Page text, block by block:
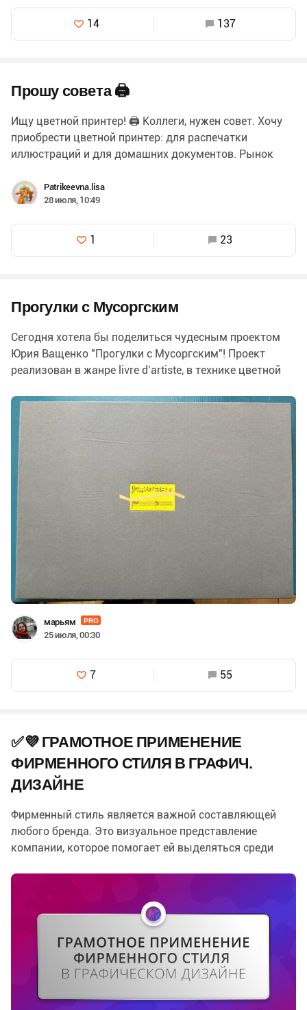
14 137
Прошу совета 🖨
Ищу цветной принтер! 🖨 Коллеги, нужен совет. Хочу
приобрести цветной принтер: для распечатки
иллюстраций и для домашних документов. Рынок
Patrikeevna.lisa
28 июля, 10:49
1 23
Прогулки с Мусоргским
Сегодня хотела бы поделиться чудесным проектом
Юрия Ващенко "Прогулки с Мусоргским"! Проект
реализован в жанре livre d’artiste, в технике цветной
марьям PRO
25 июля, 00:30
7 55
✅💜 ГРАМОТНОЕ ПРИМЕНЕНИЕ
ФИРМЕННОГО СТИЛЯ В ГРАФИЧ.
ДИЗАЙНЕ
Фирменный стиль является важной составляющей
любого бренда. Это визуальное представление
компании, которое помогает ей выделяться среди